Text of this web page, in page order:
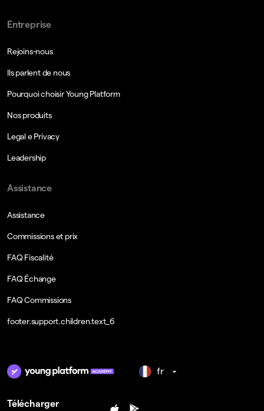
Entreprise
Rejoins-nous
Ils parlent de nous
Pourquoi choisir Young Platform
Nos produits
Legal e Privacy
Leadership
Assistance
Assistance
Commissions et prix
FAQ Fiscalité
FAQ Échange
FAQ Commissions
footer.support.children.text_6
fr
Télécharger